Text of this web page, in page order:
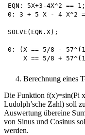
EQN: 5X+3-4X^2 == 1;
0: 3 + 5 X - 4 X^2
SOLVE(EQN.X);
0: (X == 5/8 -
Berechnung eines
Die Funktion f(x)=sin(Pi
Ludolph’sche Zahl) soll
Auswertung übereine
von Sinus und Cosinus
werden.